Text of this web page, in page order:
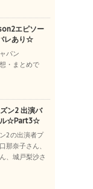
エピソー
レあり☆
パン
・まとめで
ン2 出演バ
ル☆Part3☆
2の出演者プ
那奈子さん、
、城戸梨沙さ